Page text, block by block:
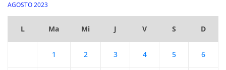
AGOSTO 2023
L Ma Mi J V S D
1 2 3 4 5 6